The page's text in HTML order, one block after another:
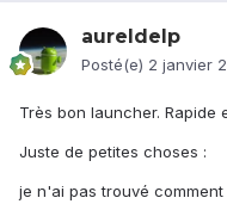
aureldelp
Posté(e) 2 janvier
Très bon launcher. Rapide
Juste de petites choses :
je n'ai pas trouvé